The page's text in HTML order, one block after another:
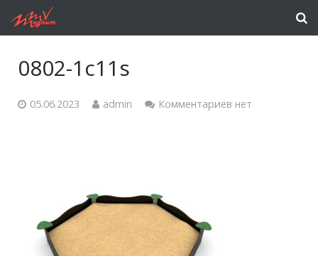
0802-1c11s
05.06.2023 admin Комментариев нет